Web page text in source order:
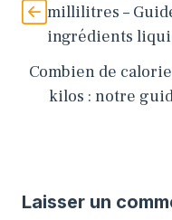
millilitres –
ingrédients
Combien de
kilos : notre
Laisser un